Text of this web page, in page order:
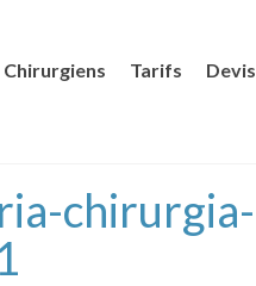
Chirurgiens Tarifs Devis
chirurgia-